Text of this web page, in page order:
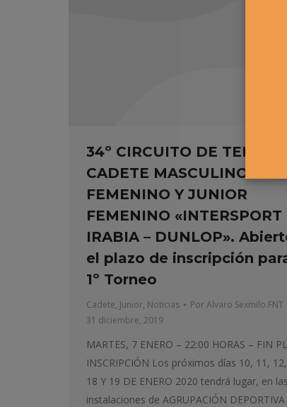
34º CIRCUITO DE TENIS
CADETE MASCULINO Y
FEMENINO Y JUNIOR
FEMENINO «INTERSPORT
IRABIA – DUNLOP».
el plazo de inscripción
1º Torneo
Cadete, Junior, Noticias PorAlvaro Sexmilo FNT
31 diciembre, 2019
MARTES, 7 ENERO – 22:00 HORAS – FIN
INSCRIPCIÓN Los próximos días 10, 11,
18 Y 19 DE ENERO 2020 tendrá lugar, en las
instalaciones de AGRUPACIÓN DEPORTIVA